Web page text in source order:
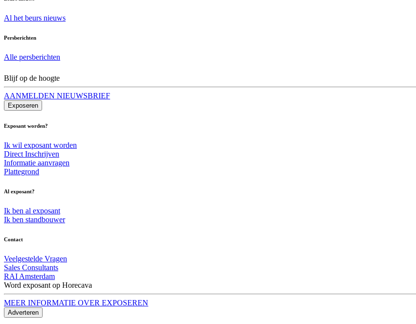
Al het beurs nieuws
Persberichten
Alle persberichten
Blijf op de hoogte
AANMELDEN NIEUWSBRIEF
Exposeren
Exposant worden?
Ik wil exposant worden
Direct Inschrijven
Informatie aanvragen
Plattegrond
Al exposant?
Ik ben al exposant
Ik ben standbouwer
Contact
Veelgestelde Vragen
Sales Consultants
RAI Amsterdam
Word exposant op Horecava
MEER INFORMATIE OVER EXPOSEREN
Adverteren